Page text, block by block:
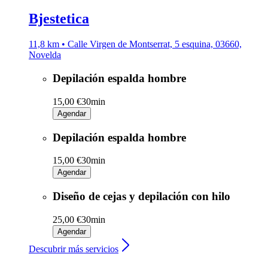
Bjestetica
11,8 km • Calle Virgen de Montserrat, 5 esquina, 03660,
Novelda
Depilación espalda hombre
15,00 €30min
Agendar
Depilación espalda hombre
15,00 €30min
Agendar
Diseño de cejas y depilación con hilo
25,00 €30min
Agendar
Descubrir más servicios